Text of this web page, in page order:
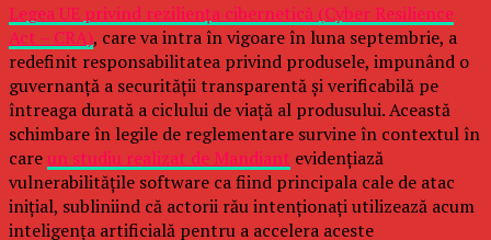
Legea UE privind reziliența cibernetică (Cyber Resilience
Act – CRA), care va intra în vigoare în luna septembrie, a
redefinit responsabilitatea privind produsele, impunând o
guvernanță a securității transparentă și verificabilă pe
întreaga durată a ciclului de viață al produsului. Această
schimbare în legile de reglementare survine în contextul în
careun studiu realizat de Mandiant evidențiază
vulnerabilitățile software ca fiind principala cale de atac
inițial, subliniind că actorii rău intenționați utilizează acum
inteligența artificială pentru a accelera aceste